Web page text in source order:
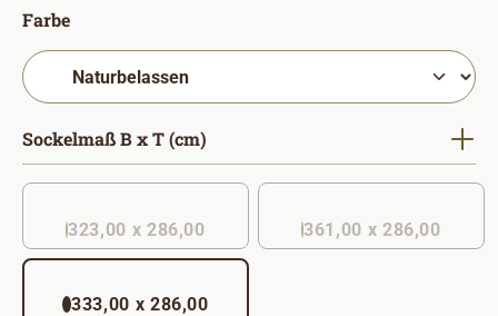
Farbeauswählen
Sockelmaß B x T (cm)
323,00 x 286,00
(Diese Option ist zurzeit nicht verfügbar. )
361,00 x 286,00
333,00 x 286,00